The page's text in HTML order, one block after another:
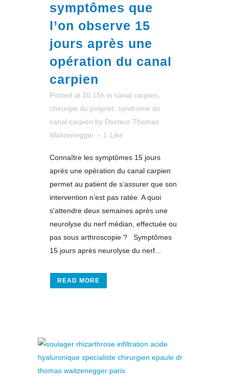
symptômes que
l’on observe 15
jours après une
opération du canal
carpien
Posted at 10:15h in canal carpien
chirurgie du poignet syndrome du
canal carpien by Docteur Thomas
Waitzenegger
1 Like
Connaître les symptômes 15 jours
après une opération du canal carpien
permet au patient de s’assurer que son
intervention n’est pas ratée. A quoi
s'attendre deux semaines après une
neurolyse du nerf médian, effectuée ou
pas sous arthroscopie ? Symptômes
15 jours après neurolyse du nerf...
READ MORE